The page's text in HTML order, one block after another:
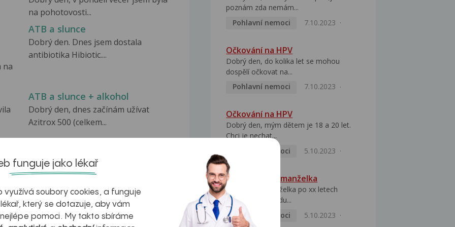
na pohotovosti...
na
ATB a slunce
Dobrý den. Dnes jsem dostala
antibiotika Hibiotic....
ATB a slunce + alkohol
Dobrý den, dnes začínám užívat
Azitrox 500 (celkem...
zdravá játra?
poznám zda nemám...
Pohlavní nemoci
7.10.2023
Očkování na HPV
Dobrý den, do kolika let se mohou
dospělí očkovat na...
Pohlavní nemoci
7.10.2023
Očkování na HPV
Dobrý den, mým dětem je 18 a 20 let.
Chci je nechat...
Pohlavní nemoci
5.10.2023
HPV pozitivní manželka
Dobrý den, manželka po xx letech
přivezla z Východu...
Pohlavní nemoci
5.10.2023
funguje jako lékař
využívá soubory cookies, a funguje
který se dotazuje, aby vám
pomoci. My takto sbíráme